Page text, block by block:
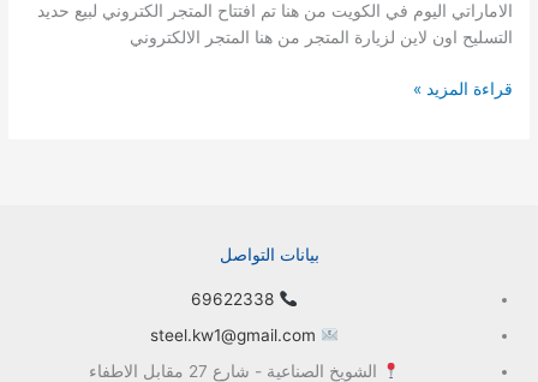
الاماراتي اليوم في الكويت من هنا تم افتتاح المتجر الكتروني لبيع حديد
التسليح اون لاين لزيارة المتجر من هنا المتجر الالكتروني
قراءة المزيد »
بيانات التواصل
69622338
steel.kw1@gmail.com
الشويخ الصناعية - شارع 27 مقابل الاطفاء